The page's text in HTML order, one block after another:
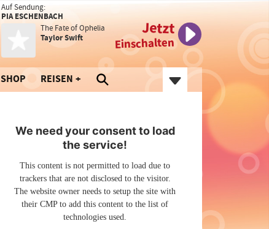
Auf Sendung:
PIA ESCHENBACH
The Fate of Ophelia
Taylor Swift
Jetzt
Einschalten
SHOP REISEN
We need your consent to load
the service!
This content is not permitted to load due to
trackers that are not disclosed to the visitor.
The website owner needs to setup the site with
their CMP to add this content to the list of
technologies used.